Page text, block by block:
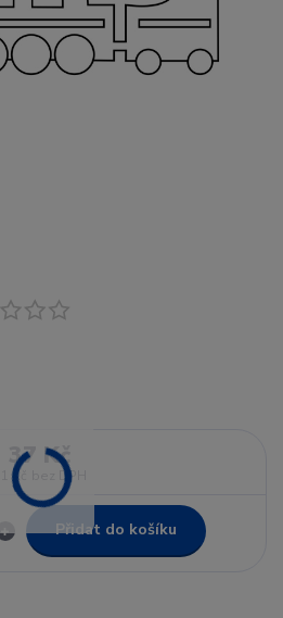
37 Kč
31 Kč bez DPH
Přidat do košíku